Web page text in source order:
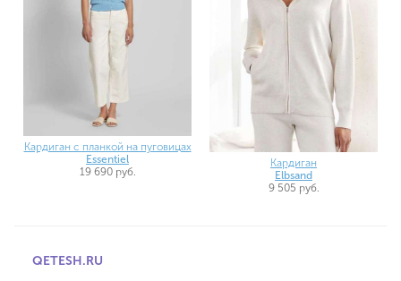
Кардиган с планкой на пуговицах
Essentiel
19 690 руб.
Кардиган
Elbsand
9 505 руб.
QETESH.RU